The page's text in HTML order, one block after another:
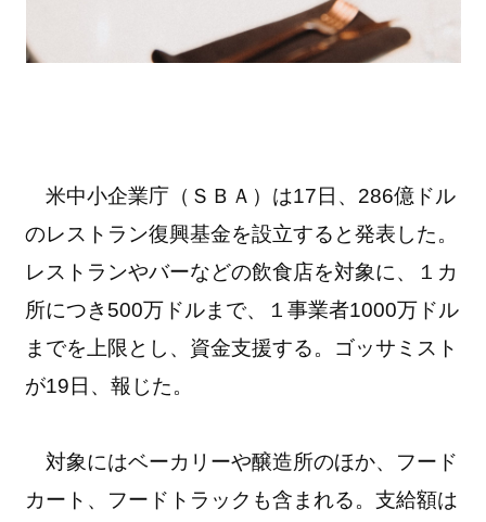
米中小企業庁（ＳＢＡ）は17日、286億ドル
のレストラン復興基金を設立すると発表した。
レストランやバーなどの飲食店を対象に、１カ
所につき500万ドルまで、１事業者1000万ドル
までを上限とし、資金支援する。ゴッサミスト
が19日、報じた。
対象にはベーカリーや醸造所のほか、フード
カート、フードトラックも含まれる。支給額は